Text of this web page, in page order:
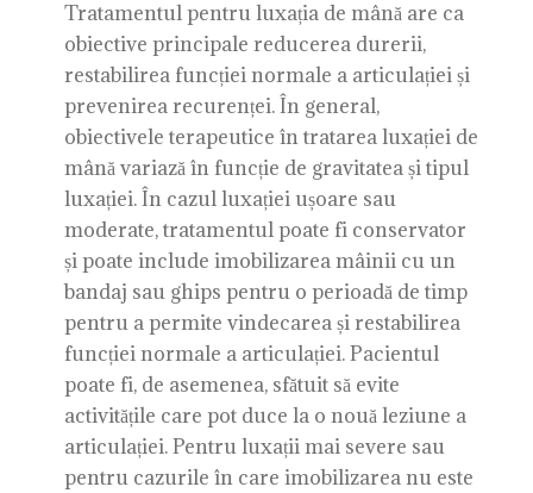
Tratamentul pentru luxația de mână are ca
obiective principale reducerea durerii,
restabilirea funcției normale a articulației și
prevenirea recurenței. În general,
obiectivele terapeutice în tratarea luxației de
mână variază în funcție de gravitatea și tipul
luxației. În cazul luxației ușoare sau
moderate, tratamentul poate fi conservator
și poate include imobilizarea mâinii cu un
bandaj sau ghips pentru o perioadă de timp
pentru a permite vindecarea și restabilirea
funcției normale a articulației. Pacientul
poate fi, de asemenea, sfătuit să evite
activitățile care pot duce la o nouă leziune a
articulației. Pentru luxații mai severe sau
pentru cazurile în care imobilizarea nu este